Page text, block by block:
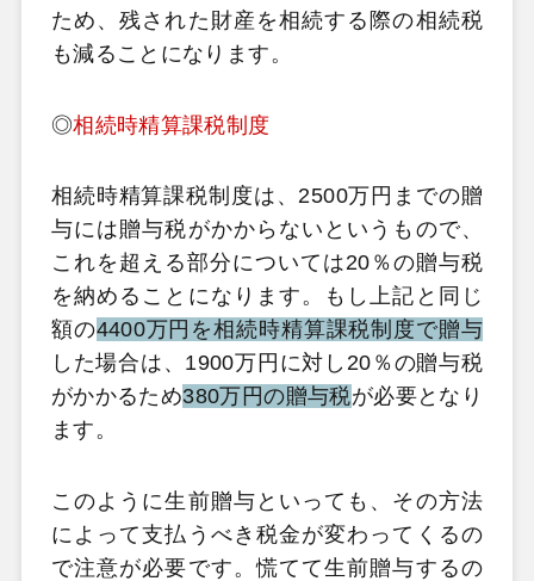
ため、残された財産を相続する際の相続税
も減ることになります。
◎相続時精算課税制度
相続時精算課税制度は、2500万円までの贈
与には贈与税がかからないというもので、
これを超える部分については20％の贈与税
を納めることになります。もし上記と同じ
額の4400万円を相続時精算課税制度で贈与
した場合は、1900万円に対し20％の贈与税
がかかるため380万円の贈与税が必要となり
ます。
このように生前贈与といっても、その方法
によって支払うべき税金が変わってくるの
で注意が必要です。慌てて生前贈与するの